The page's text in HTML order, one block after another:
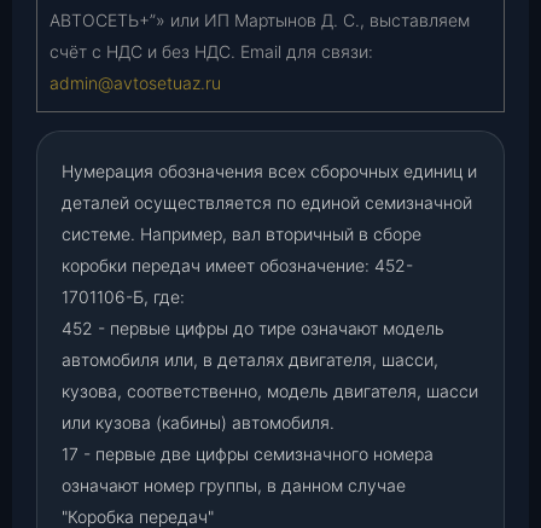
АВТОСЕТЬ+”» или ИП Мартынов Д. С., выставляем
счёт с НДС и без НДС. Email для связи:
admin@avtosetuaz.ru
Нумерация обозначения всех сборочных единиц и
деталей осуществляется по единой семизначной
системе. Например, вал вторичный в сборе
коробки передач имеет обозначение: 452-
1701106-Б, где:
452 - первые цифры до тире означают модель
автомобиля или, в деталях двигателя, шасси,
кузова, соответственно, модель двигателя, шасси
или кузова (кабины) автомобиля.
17 - первые две цифры семизначного номера
означают номер группы, в данном случае
"Коробка передач"